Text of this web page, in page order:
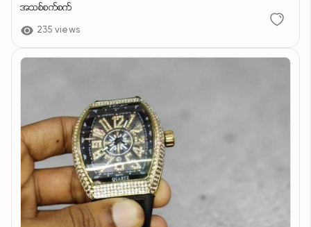
အသစ်စက်စက်
235 views